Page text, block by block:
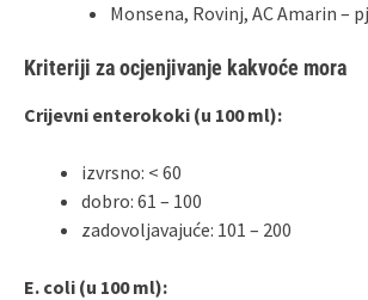
Monsena, Rovinj, AC Amarin –
Kriteriji za ocjenjivanje kakvoće mora
Crijevni enterokoki (u 100 ml):
izvrsno: < 60
dobro: 61 – 100
zadovoljavajuće: 101 – 200
E. coli (u 100 ml):